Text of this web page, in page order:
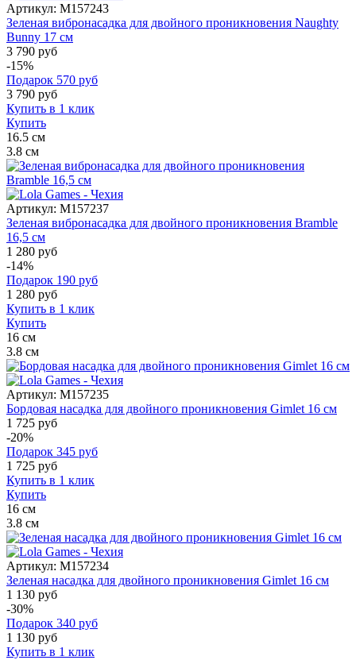
Артикул: M157243
Зеленая вибронасадка для двойного проникновения Naughty
Bunny 17 см
3 790 руб
-15%
Подарок 570 руб
3 790 руб
Купить в 1 клик
Купить
16.5 см
3.8 см
Артикул: M157237
Зеленая вибронасадка для двойного проникновения Bramble
16,5 см
1 280 руб
-14%
Подарок 190 руб
1 280 руб
Купить в 1 клик
Купить
16 см
3.8 см
Артикул: M157235
Бордовая насадка для двойного проникновения Gimlet 16 см
1 725 руб
-20%
Подарок 345 руб
1 725 руб
Купить в 1 клик
Купить
16 см
3.8 см
Артикул: M157234
Зеленая насадка для двойного проникновения Gimlet 16 см
1 130 руб
-30%
Подарок 340 руб
1 130 руб
Купить в 1 клик